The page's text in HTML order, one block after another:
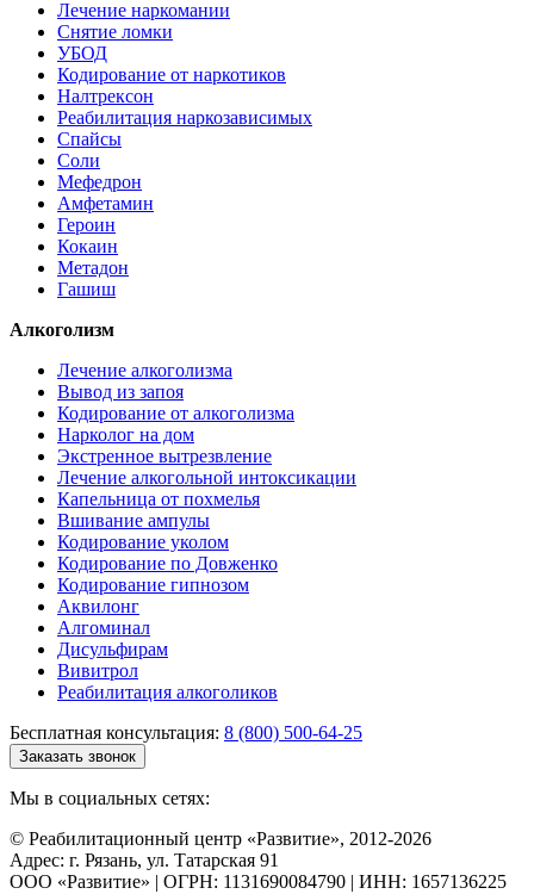
Лечение наркомании
Снятие ломки
УБОД
Кодирование от наркотиков
Налтрексон
Реабилитация наркозависимых
Спайсы
Соли
Мефедрон
Амфетамин
Героин
Кокаин
Метадон
Гашиш
Алкоголизм
Лечение алкоголизма
Вывод из запоя
Кодирование от алкоголизма
Нарколог на дом
Экстренное вытрезвление
Лечение алкогольной интоксикации
Капельница от похмелья
Вшивание ампулы
Кодирование уколом
Кодирование по Довженко
Кодирование гипнозом
Аквилонг
Алгоминал
Дисульфирам
Вивитрол
Реабилитация алкоголиков
Бесплатная консультация: 8 (800) 500-64-25
Заказать звонок
Мы в социальных сетях:
© Реабилитационный центр «Развитие», 2012-2026
Адрес: г. Рязань, ул. Татарская 91
ООО «Развитие» | ОГРН: 1131690084790 | ИНН: 1657136225